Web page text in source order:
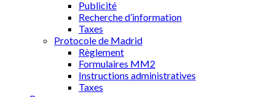
Publicité
Recherche d’information
Taxes
Protocole de Madrid
Règlement
Formulaires MM2
Instructions administratives
Taxes